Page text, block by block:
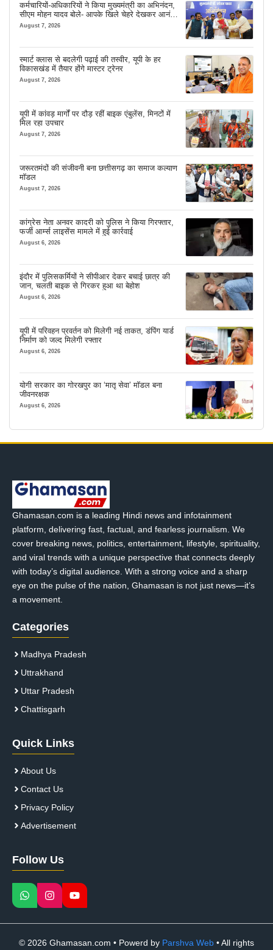
कर्मचारियों-अधिकारियों ने किया मुख्यमंत्री का अभिनंदन,
सीएम मोहन यादव बोले- आपके खिले चेहरे देखकर आनंद
आता है
August 7, 2026
स्मार्ट क्लास से बदलेगी पढ़ाई की तस्वीर, यूपी के हर
विकासखंड में तैयार होंगे मास्टर ट्रेनर
August 7, 2026
यूपी में कांवड़ मार्गों पर दौड़ रहीं बाइक एंबुलेंस, मिनटों में
मिल रहा उपचार
August 7, 2026
जरूरतमंदों की संजीवनी बना छत्तीसगढ़ का समाज कल्याण
मॉडल
August 7, 2026
कांग्रेस नेता अनवर कादरी को पुलिस ने किया गिरफ्तार,
फर्जी आर्म्स लाइसेंस मामले में हुई कार्रवाई
August 6, 2026
इंदौर में पुलिसकर्मियों ने सीपीआर देकर बचाई छात्र की
जान, चलती बाइक से गिरकर हुआ था बेहोश
August 6, 2026
यूपी में परिवहन प्रवर्तन को मिलेगी नई ताकत, डंपिंग यार्ड
निर्माण को जल्द मिलेगी रफ्तार
August 6, 2026
योगी सरकार का गोरखपुर का ‘मातृ सेवा’ मॉडल बना
जीवनरक्षक
August 6, 2026
Ghamasan.com is a leading Hindi news and infotainment
platform, delivering fast, factual, and fearless journalism. We
cover breaking news, politics, entertainment, lifestyle, spirituality,
and viral trends with a unique perspective that connects deeply
with today’s digital audience. With a strong voice and a sharp
eye on the pulse of the nation, Ghamasan is not just news—it’s
a movement.
Categories
Madhya Pradesh
Uttrakhand
Uttar Pradesh
Chattisgarh
Quick Links
About Us
Contact Us
Privacy Policy
Advertisement
Follow Us
© 2026 Ghamasan.com • Powerd by Parshva Web • All rights